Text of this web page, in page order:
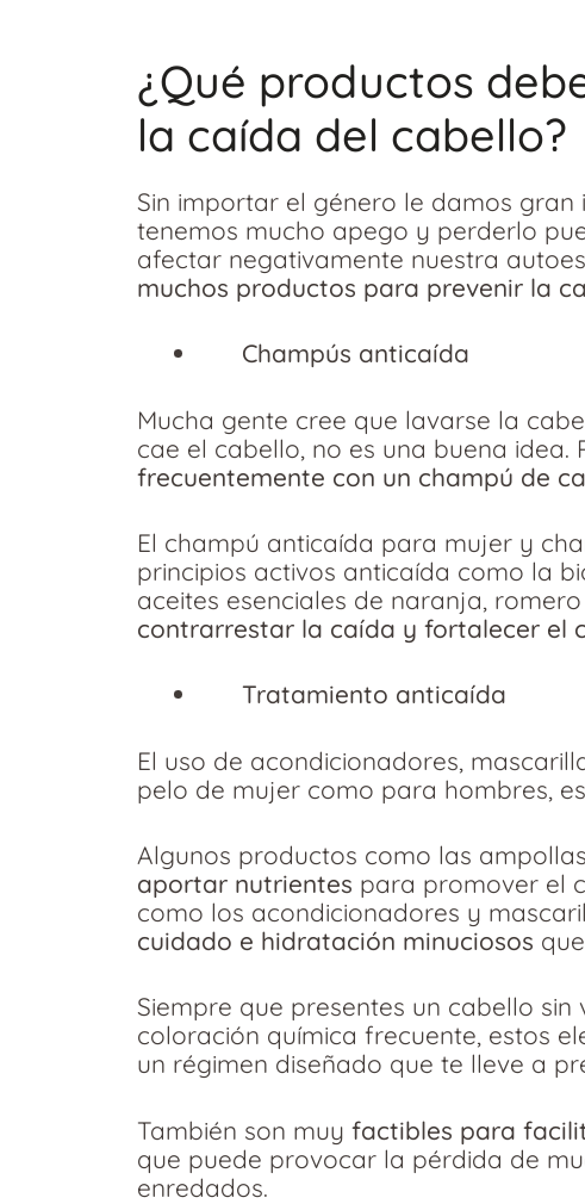
¿Qué productos
la caída del cabello?
Sin importar el género le damos
tenemos mucho apego y perderlo
afectar negativamente nuestra
muchos productos para prevenir la
Champús anticaída
Mucha gente cree que lavarse la
cae el cabello, no es una buena
frecuentemente con un champú de
El champú anticaída para mujer y
principios activos anticaída como la
aceites esenciales de naranja,
contrarrestar la caída y fortalecer el
Tratamiento anticaída
El uso de acondicionadores,
pelo de mujer como para hombres,
Algunos productos como las
aportar nutrientes para promover el
como los acondicionadores y
cuidado e hidratación minuciosos
Siempre que presentes un cabello
coloración química frecuente, estos
un régimen diseñado que te lleve a
También son muy factibles para
que puede provocar la pérdida de
enredados.